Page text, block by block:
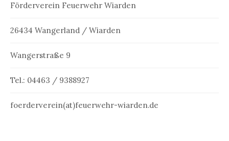
Förderverein Feuerwehr Wiarden
26434 Wangerland / Wiarden
Wangerstraße 9
Tel.: 04463 / 9388927
foerderverein(at)feuerwehr-wiarden.de